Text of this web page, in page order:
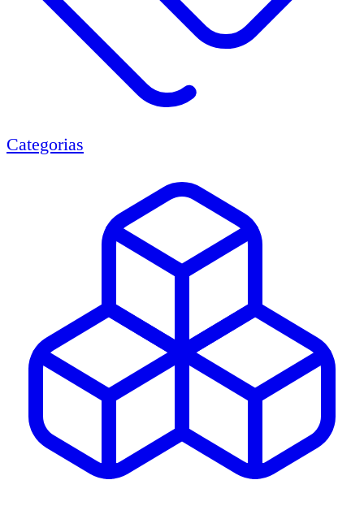
Categorias